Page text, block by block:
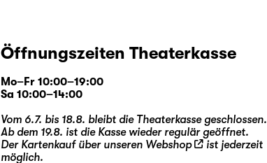
Öffnungszeiten Theaterkasse
Mo–Fr 10:00–19:00
Sa 10:00–14:00
Vom 6.7. bis 18.8. bleibt die Theaterkasse geschlossen.
Ab dem 19.8. ist die Kasse wieder regulär geöffnet.
Der Kartenkauf über unseren Webshop
ist jederzeit
möglich.